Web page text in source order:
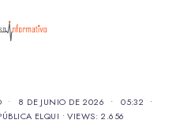
• 8 DE JUNIO DE 2026 • 05:32
•
ELQUI •VIEWS: 2.656